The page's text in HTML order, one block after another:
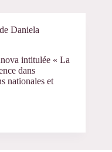
Daniela
intitulée « La
dans
nationales et